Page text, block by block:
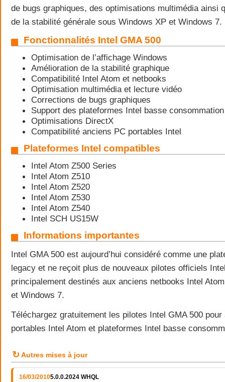
de bugs graphiques, des optimisations multimédia ainsi
de la stabilité générale sous Windows XP et Windows 7.
Fonctionnalités Intel GMA 500
Optimisation de l’affichage Windows
Amélioration de la stabilité graphique
Compatibilité Intel Atom et netbooks
Optimisation multimédia et lecture vidéo
Corrections de bugs graphiques
Support des plateformes Intel basse consommation
Optimisations DirectX
Compatibilité anciens PC portables Intel
Plateformes Intel compatibles
Intel Atom Z500 Series
Intel Atom Z510
Intel Atom Z520
Intel Atom Z530
Intel Atom Z540
Intel SCH US15W
Informations importantes
Intel GMA 500 est aujourd’hui considéré comme une
legacy et ne reçoit plus de nouveaux pilotes officiels
principalement destinés aux anciens netbooks Intel
et Windows 7.
Téléchargez gratuitement les pilotes Intel GMA 500 pour
portables Intel Atom et plateformes Intel basse
↻ Autres mises à jour
16/03/20105.0.0.2024 WHQL